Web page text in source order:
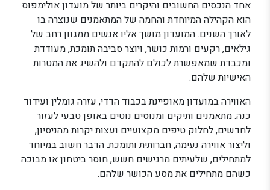
אחד הנכסים החשובים והיקרים ביותר של מועדון אולימפוס
הוא הקהילה המיוחדת והחמה של המתאמנים שנוצרה בו
לאורך השנים. המועדון מושך אליו אנשים ממגוון רחב של
גילאים, רקעים ורמות כושר, ויוצר סביבה תומכת, מעודדת
ומכבדת שמאפשרת לכולם להתקדם ולהשיג את המטרות
האישיות שלהם.
האווירה במועדון מאופיינת בכבוד הדדי, עזרה גומלין ועידוד
כנה. מתאמנים ותיקים ומנוסים נוטים באופן טבעי לעזור
לחדשים, לחלוק טיפים מקצועיים ועצות יקרות מהניסיון,
וליצור אווירה נעימה, חברותית ותומכת. הדבר חשוב במיוחד
למתחילים, שלעיתים מרגישים חשש, חוסר ביטחון או מבוכה
כשהם מתחילים את מסע הכושר שלהם.